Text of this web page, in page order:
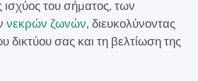
του σήματος, των
νεκρών ζωνών, διευκολύνοντας
δικτύου σας και τη βελτίωση της